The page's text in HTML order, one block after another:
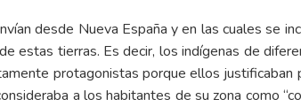
desde Nueva España y en las cuales se
estas tierras. Es decir, los indígenas de
protagonistas porque ellos
a los habitantes de su zona como